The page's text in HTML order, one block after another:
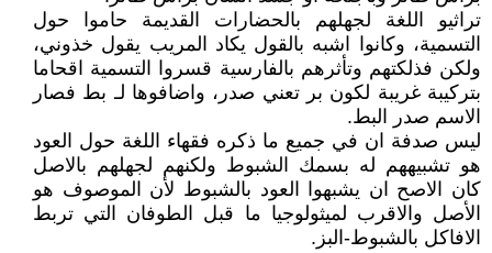
تراثيو اللغة لجهلهم بالحضارات القديمة حاموا حول
التسمية، وكانوا اشبه بالقول يكاد المريب يقول خذوني،
ولكن فذلكتهم وتأثرهم بالفارسية قسروا التسمية اقحاما
بتركيبة غريبة لكون بر تعني صدر، واضافوها لـ بط فصار
الاسم صدر البط.
ليس صدفة ان في جميع ما ذكره فقهاء اللغة حول العود
هو تشبيههم له بسمك الشبوط ولكنهم لجهلهم بالاصل
كان الاصح ان يشبهوا العود بالشبوط لأن الموصوف هو
الأصل والاقرب لميثولوجيا ما قبل الطوفان التي تربط
الافاكل بالشبوط-البز.